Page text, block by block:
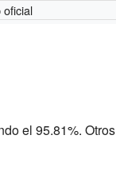
oficial
el 95.81%. Otros